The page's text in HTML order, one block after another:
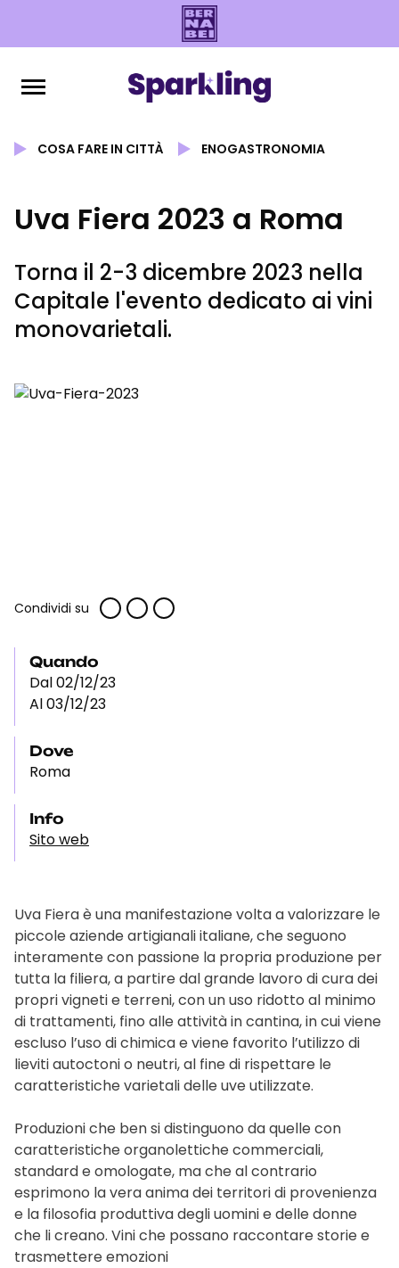
COSA FARE IN CITTÀ ENOGASTRONOMIA
Uva Fiera 2023 a Roma
Torna il 2-3 dicembre 2023 nella
Capitale l'evento dedicato ai vini
monovarietali.
Condividi su
Quando
Dal 02/12/23
Al 03/12/23
Dove
Roma
Info
Sito web
Uva Fiera è una manifestazione volta a valorizzare le
piccole aziende artigianali italiane, che seguono
interamente con passione la propria produzione per
tutta la filiera, a partire dal grande lavoro di cura dei
propri vigneti e terreni, con un uso ridotto al minimo
di trattamenti, fino alle attività in cantina, in cui viene
escluso l’uso di chimica e viene favorito l’utilizzo di
lieviti autoctoni o neutri, al fine di rispettare le
caratteristiche varietali delle uve utilizzate.
Produzioni che ben si distinguono da quelle con
caratteristiche organolettiche commerciali,
standard e omologate, ma che al contrario
esprimono la vera anima dei territori di provenienza
e la filosofia produttiva degli uomini e delle donne
che li creano. Vini che possano raccontare storie e
trasmettere emozioni